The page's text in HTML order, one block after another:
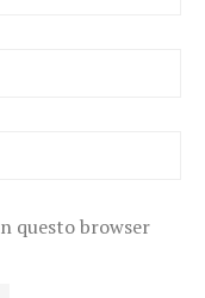
questo browser